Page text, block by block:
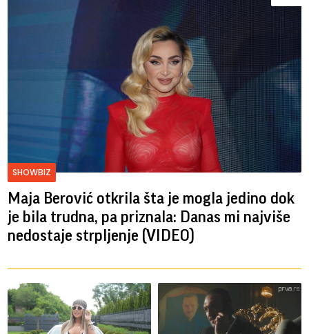
SHOWBIZ
Maja Berović otkrila šta je mogla jedino dok
je bila trudna, pa priznala: Danas mi najviše
nedostaje strpljenje (VIDEO)